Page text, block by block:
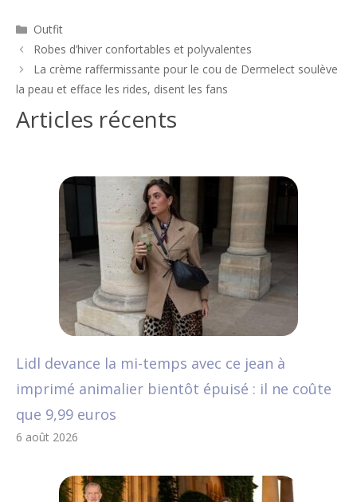
Catégories
Outfit
Navigation
des
Robes d’hiver confortables et polyvalentes
La crème raffermissante pour le cou de Dermelect soulève
la peau et efface les rides, disent les fans
Articles récents
Lidl devance la mi-temps avec ce jean à
imprimé animalier bientôt épuisé : il ne coûte
que 9,99 euros
6 août 2026